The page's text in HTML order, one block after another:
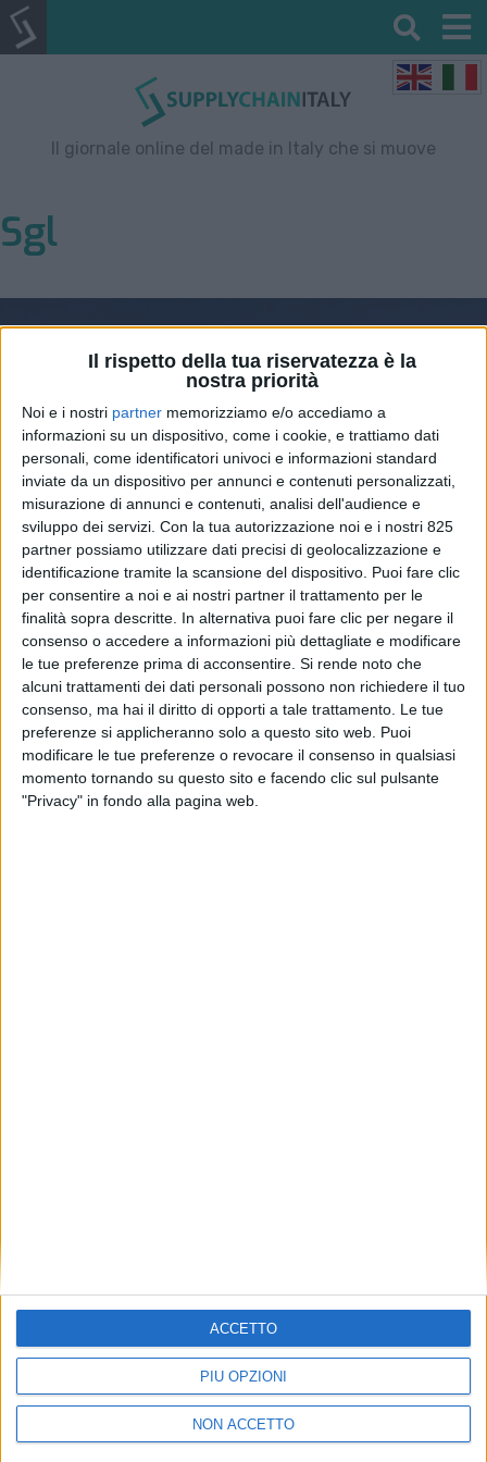
Il rispetto della tua riservatezza è la
nostra priorità
Noi e i nostri partner memorizziamo e/o accediamo a
informazioni su un dispositivo, come i cookie, e trattiamo dati
personali, come identificatori univoci e informazioni standard
inviate da un dispositivo per annunci e contenuti personalizzati,
misurazione di annunci e contenuti, analisi dell'audience e
sviluppo dei servizi. Con la tua autorizzazione noi e i nostri 825
partner possiamo utilizzare dati precisi di geolocalizzazione e
identificazione tramite la scansione del dispositivo. Puoi fare clic
per consentire a noi e ai nostri partner il trattamento per le
finalità sopra descritte. In alternativa puoi fare clic per negare il
consenso o accedere a informazioni più dettagliate e modificare
le tue preferenze prima di acconsentire. Si rende noto che
alcuni trattamenti dei dati personali possono non richiedere il tuo
consenso, ma hai il diritto di opporti a tale trattamento. Le tue
preferenze si applicheranno solo a questo sito web. Puoi
modificare le tue preferenze o revocare il consenso in qualsiasi
momento tornando su questo sito e facendo clic sul pulsante
"Privacy" in fondo alla pagina web.
PIÙ OPZIONI
NON ACCETTO
ACCETTO
Il giornale online del made in Italy che si muove
Sgl
Gts riceve sei Iveco S-Way per
trasporto intermodale per la
controllata Sgl
TRASPORTI 29 MAGGIO 2026